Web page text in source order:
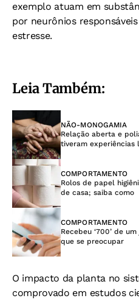
exemplo atuam em
por neurônios
estresse.
Leia Também:
NÃO-MONOGAMIA
Relação aberta e
tiveram experiências
COMPORTAMENTO
Rolos de papel
de casa; saiba como
COMPORTAMENTO
Recebeu ‘700’ de
que se preocupar
O impacto da planta no
comprovado em estudos